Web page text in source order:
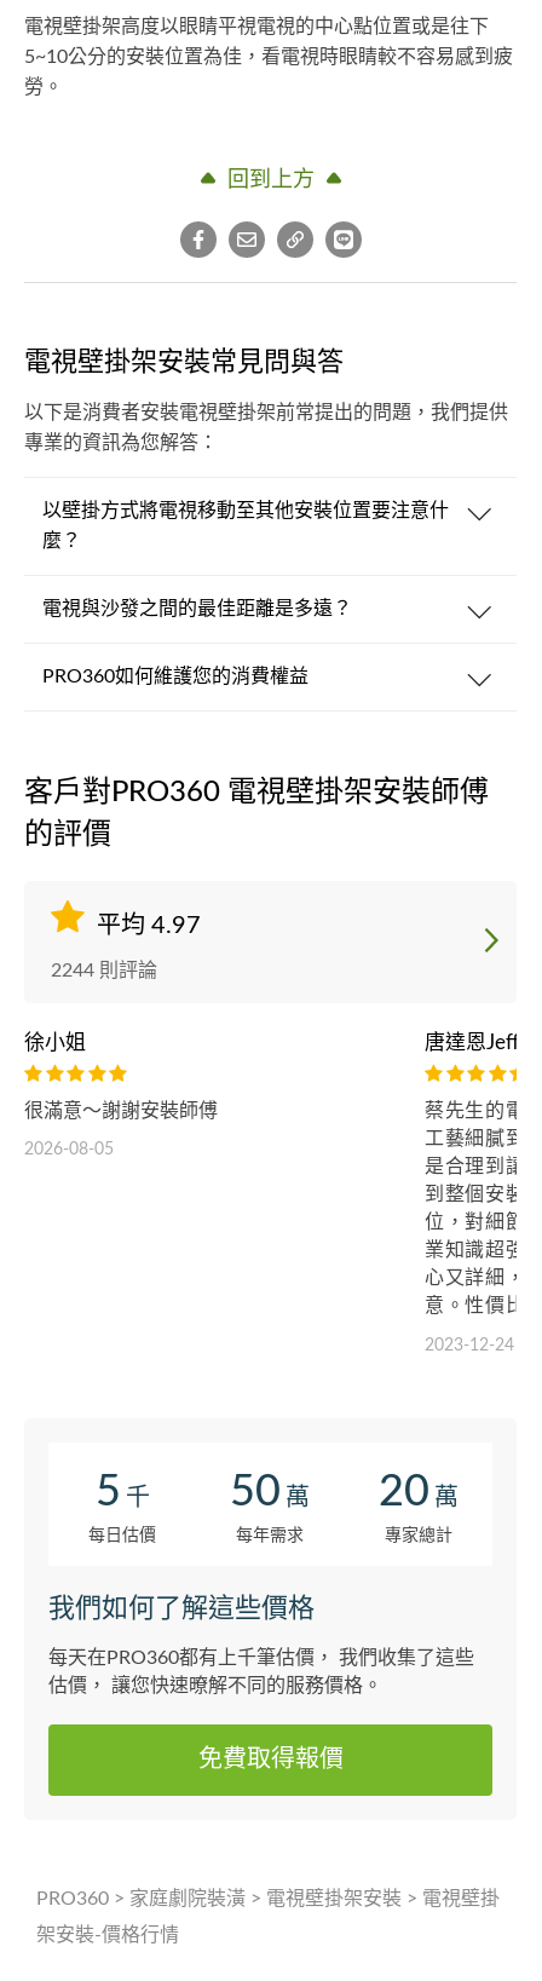
電視壁掛架高度以眼睛平視電視的中心點位置或是往下
5~10公分的安裝位置為佳，看電視時眼睛較不容易感到疲
勞。
回到上方
電視壁掛架安裝常見問與答
以下是消費者安裝電視壁掛架前常提出的問題，我們提供
專業的資訊為您解答：
以壁掛方式將電視移動至其他安裝位置要注意什
麼？
電視與沙發之間的最佳距離是多遠？
PRO360如何維護您的消費權益
客戶對PRO360 電視壁掛架安裝師傅
的評價
平均 4.97
2244 則評論
徐小姐
很滿意～謝謝安裝師傅
2026-08-05
唐達恩
蔡先生的電
工藝細膩到
是合理到讓
到整個安裝
位，對細節
業知識超強
心又詳細，
意。性價比
先生的服務
2023-12-24
5 千
每日估價
50 萬
每年需求
20 萬
專家總計
我們如何了解這些價格
每天在PRO360都有上千筆估價， 我們收集了這些
估價， 讓您快速暸解不同的服務價格。
免費取得報價
PRO360 > 家庭劇院裝潢 > 電視壁掛架安裝 > 電視壁掛
架安裝-價格行情